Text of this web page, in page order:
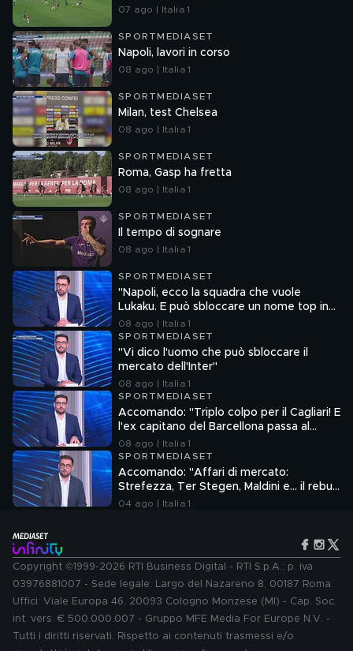
07 ago | Italia 1
SPORTMEDIASET
Napoli, lavori in corso
08 ago | Italia 1
SPORTMEDIASET
Milan, test Chelsea
08 ago | Italia 1
SPORTMEDIASET
Roma, Gasp ha fretta
08 ago | Italia 1
SPORTMEDIASET
Il tempo di sognare
08 ago | Italia 1
SPORTMEDIASET
"Napoli, ecco la squadra che vuole
Lukaku. E può sbloccare un nome top in
attacco"
08 ago | Italia 1
SPORTMEDIASET
"Vi dico l'uomo che può sbloccare il
mercato dell'Inter"
08 ago | Italia 1
SPORTMEDIASET
Accomando: "Triplo colpo per il Cagliari! E
l'ex capitano del Barcellona passa al
Liverpool"
08 ago | Italia 1
SPORTMEDIASET
Accomando: "Affari di mercato:
Strefezza, Ter Stegen, Maldini e... il rebus
Sebastiano Esposito"
04 ago | Italia 1
Copyright ©1999-2026 RTI Business Digital - RTI S.p.A.: p. iva
03976881007 - Sede legale: Largo del Nazareno 8, 00187 Roma.
Uffici: Viale Europa 46, 20093 Cologno Monzese (MI) - Cap. Soc.
int. vers. € 500.000.007 - Gruppo MFE Media For Europe N.V. -
Tutti i diritti riservati. Rispetto ai contenuti trasmessi e/o